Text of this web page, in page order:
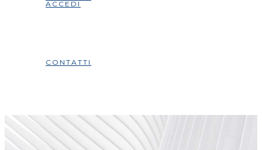
ACCEDI
CONTATTI